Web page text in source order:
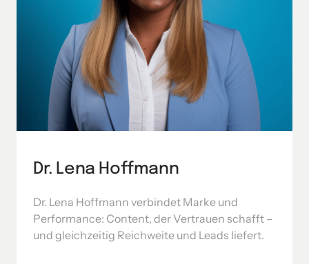
Dr. Lena Hoffmann
Dr. Lena Hoffmann verbindet Marke und
Performance: Content, der Vertrauen schafft –
und gleichzeitig Reichweite und Leads liefert.